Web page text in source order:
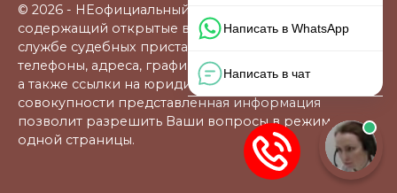
© 2026 - НЕофициальный информационный сайт,
содержащий открытые выверенные данные о
службе судебных приставов: официальные сайты,
телефоны, адреса, графики работы, схемы проезда,
а также ссылки на юридические фирмы. В
совокупности представленная информация
позволит разрешить Ваши вопросы в режиме
одной страницы.